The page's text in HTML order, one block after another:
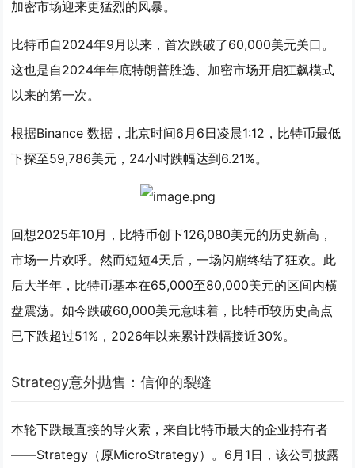
加密市场迎来更猛烈的风暴。
比特币自2024年9月以来，首次跌破了60,000美元关口。
这也是自2024年年底特朗普胜选、加密市场开启狂飙模式
以来的第一次。
根据Binance 数据，北京时间6月6日凌晨1:12，比特币最低
下探至59,786美元，24小时跌幅达到6.21%。
回想2025年10月，比特币创下126,080美元的历史新高，
市场一片欢呼。然而短短4天后，一场闪崩终结了狂欢。此
后大半年，比特币基本在65,000至80,000美元的区间内横
盘震荡。如今跌破60,000美元意味着，比特币较历史高点
已下跌超过51%，2026年以来累计跌幅接近30%。
Strategy意外抛售：信仰的裂缝
本轮下跌最直接的导火索，来自比特币最大的企业持有者
——Strategy（原MicroStrategy）。6月1日，该公司披露